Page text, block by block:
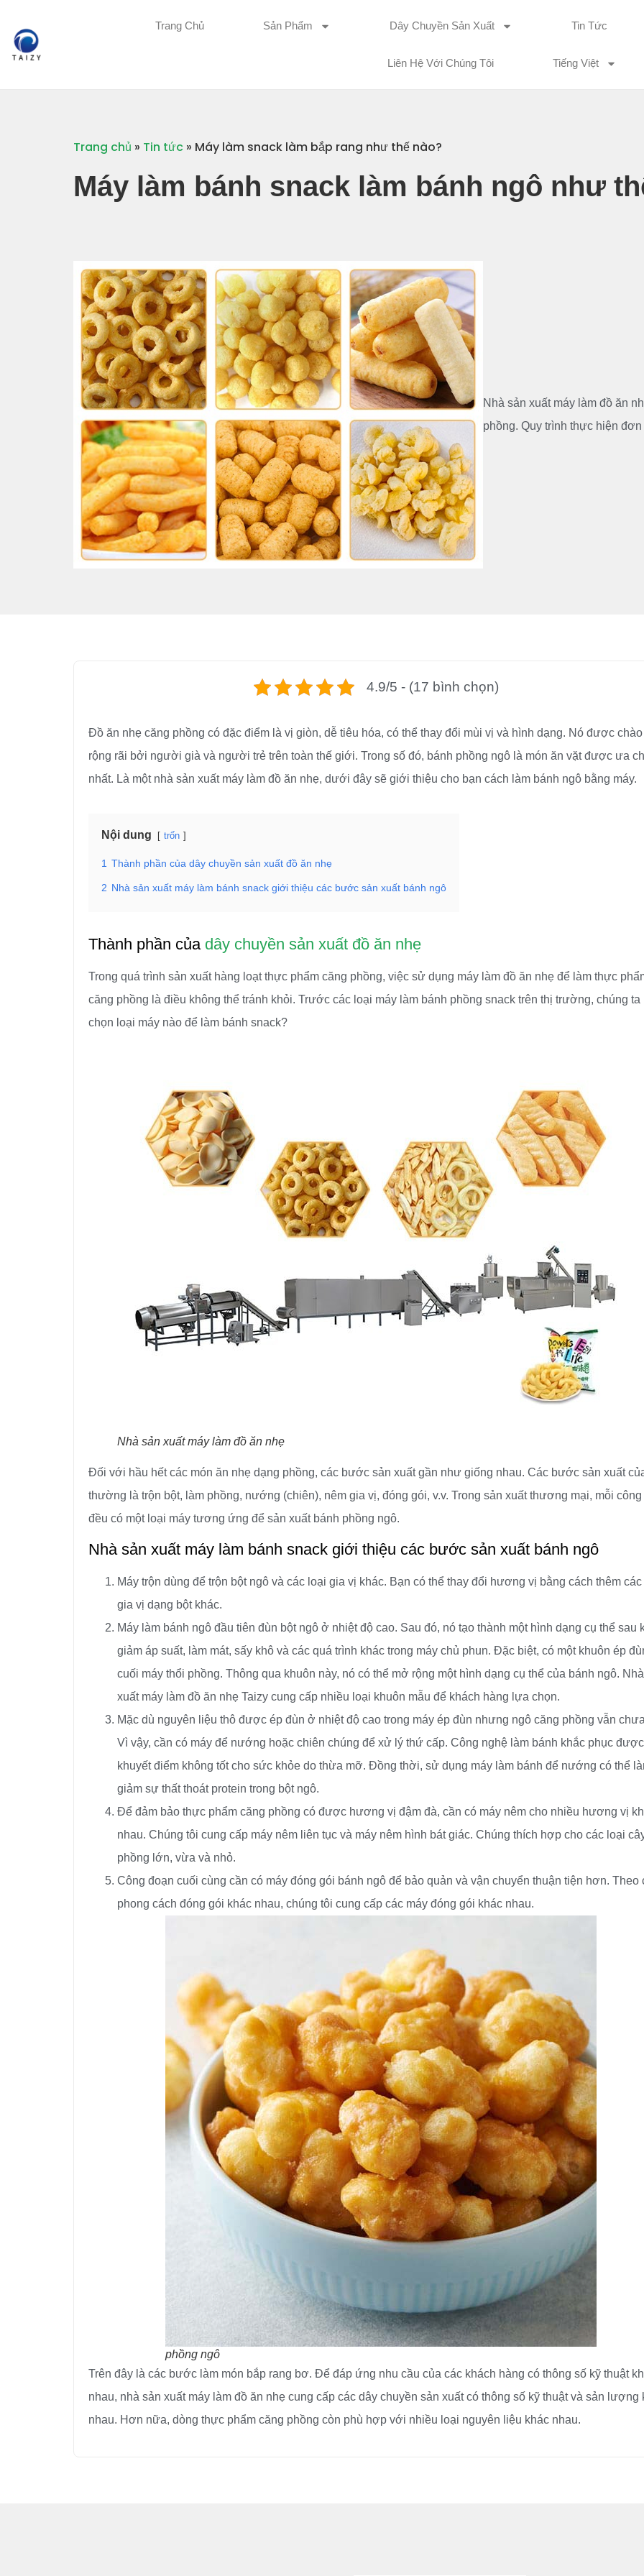
Trang Chủ Sản Phẩm Dây Chuyền Sản Xuất Tin Tức
Liên Hệ Với Chúng Tôi Tiếng Việt
Trang chủ » Tin tức » Máy làm snack làm bắp rang như thế nào?
Máy làm bánh snack làm bánh ngô như
Nhà sản xuất máy làm đồ ăn
phồng. Quy trình thực hiện đơn
4.9/5 - (17 bình chọn)
Đồ ăn nhẹ căng phồng có đặc điểm là vị giòn, dễ tiêu hóa, có thể thay đổi mùi vị và hình dạng. Nó được chào
rộng rãi bởi người già và người trẻ trên toàn thế giới. Trong số đó, bánh phồng ngô là món ăn vặt được ưa
nhất. Là một nhà sản xuất máy làm đồ ăn nhẹ, dưới đây sẽ giới thiệu cho bạn cách làm bánh ngô bằng máy.
Nội dung trốn
1 Thành phần của dây chuyền sản xuất đồ ăn nhẹ
2 Nhà sản xuất máy làm bánh snack giới thiệu các bước sản xuất bánh ngô
Thành phần của dây chuyền sản xuất đồ ăn nhẹ
Trong quá trình sản xuất hàng loạt thực phẩm căng phồng, việc sử dụng máy làm đồ ăn nhẹ để làm thực
căng phồng là điều không thể tránh khỏi. Trước các loại máy làm bánh phồng snack trên thị trường, chúng ta
chọn loại máy nào để làm bánh snack?
Nhà sản xuất máy làm đồ ăn nhẹ
Đối với hầu hết các món ăn nhẹ dạng phồng, các bước sản xuất gần như giống nhau. Các bước sản xuất
thường là trộn bột, làm phồng, nướng (chiên), nêm gia vị, đóng gói, v.v. Trong sản xuất thương mại, mỗi công
đều có một loại máy tương ứng để sản xuất bánh phồng ngô.
Nhà sản xuất máy làm bánh snack giới thiệu các bước sản xuất bánh ngô
Máy trộn dùng để trộn bột ngô và các loại gia vị khác. Bạn có thể thay đổi hương vị bằng cách thêm các
gia vị dạng bột khác.
Máy làm bánh ngô đầu tiên đùn bột ngô ở nhiệt độ cao. Sau đó, nó tạo thành một hình dạng cụ thể sau
giảm áp suất, làm mát, sấy khô và các quá trình khác trong máy chủ phun. Đặc biệt, có một khuôn ép
cuối máy thổi phồng. Thông qua khuôn này, nó có thể mở rộng một hình dạng cụ thể của bánh ngô.
xuất máy làm đồ ăn nhẹ Taizy cung cấp nhiều loại khuôn mẫu để khách hàng lựa chọn.
Mặc dù nguyên liệu thô được ép đùn ở nhiệt độ cao trong máy ép đùn nhưng ngô căng phồng vẫn
Vì vậy, cần có máy để nướng hoặc chiên chúng để xử lý thứ cấp. Công nghệ làm bánh khắc phục được
khuyết điểm không tốt cho sức khỏe do thừa mỡ. Đồng thời, sử dụng máy làm bánh để nướng có thể
giảm sự thất thoát protein trong bột ngô.
Để đảm bảo thực phẩm căng phồng có được hương vị đậm đà, cần có máy nêm cho nhiều hương vị
nhau. Chúng tôi cung cấp máy nêm liên tục và máy nêm hình bát giác. Chúng thích hợp cho các loại
phồng lớn, vừa và nhỏ.
Công đoạn cuối cùng cần có máy đóng gói bánh ngô để bảo quản và vận chuyển thuận tiện hơn. Theo
phong cách đóng gói khác nhau, chúng tôi cung cấp các máy đóng gói khác nhau.
phồng ngô
Trên đây là các bước làm món bắp rang bơ. Để đáp ứng nhu cầu của các khách hàng có thông số kỹ thuật
nhau, nhà sản xuất máy làm đồ ăn nhẹ cung cấp các dây chuyền sản xuất có thông số kỹ thuật và sản lượng
nhau. Hơn nữa, dòng thực phẩm căng phồng còn phù hợp với nhiều loại nguyên liệu khác nhau.